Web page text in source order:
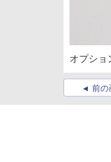
オプショ
前の